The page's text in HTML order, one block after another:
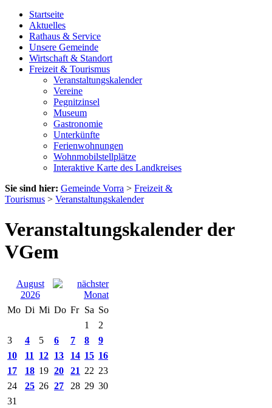
Startseite
Aktuelles
Rathaus & Service
Unsere Gemeinde
Wirtschaft & Standort
Freizeit & Tourismus
Veranstaltungskalender
Vereine
Pegnitzinsel
Museum
Gastronomie
Unterkünfte
Ferienwohnungen
Wohnmobilstellplätze
Interaktive Karte des Landkreises
Sie sind hier: Gemeinde Vorra > Freizeit &
Tourismus > Veranstaltungskalender
Veranstaltungskalender der
VGem
August
2026
Mo Di Mi Do Fr Sa So
1
2
3
4 5 6 7 8
9
10
11 12 13 14 15 16
17
18 19 20 21 22 23
24
25 26 27 28 29 30
31